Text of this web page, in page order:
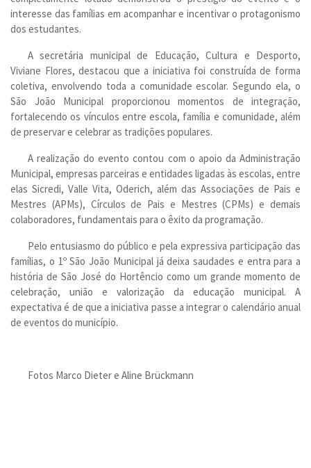
interesse das famílias em acompanhar e incentivar o protagonismo
dos estudantes.
A secretária municipal de Educação, Cultura e Desporto,
Viviane Flores, destacou que a iniciativa foi construída de forma
coletiva, envolvendo toda a comunidade escolar. Segundo ela, o
São João Municipal proporcionou momentos de integração,
fortalecendo os vínculos entre escola, família e comunidade, além
de preservar e celebrar as tradições populares.
A realização do evento contou com o apoio da Administração
Municipal, empresas parceiras e entidades ligadas às escolas, entre
elas Sicredi, Valle Vita, Oderich, além das Associações de Pais e
Mestres (APMs), Círculos de Pais e Mestres (CPMs) e demais
colaboradores, fundamentais para o êxito da programação.
Pelo entusiasmo do público e pela expressiva participação das
famílias, o 1º São João Municipal já deixa saudades e entra para a
história de São José do Hortêncio como um grande momento de
celebração, união e valorização da educação municipal. A
expectativa é de que a iniciativa passe a integrar o calendário anual
de eventos do município.
Fotos Marco Dieter e Aline Brückmann